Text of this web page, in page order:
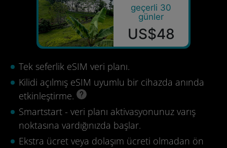
geçerli 30
günler
US$48
Tek seferlik eSIM veri planı.
Kilidi açılmış eSIM uyumlu bir cihazda anında
etkinleştirme.
Smartstart - veri planı aktivasyonunuz varış
noktasına vardığınızda başlar.
Ekstra ücret veya dolaşım ücreti olmadan ön